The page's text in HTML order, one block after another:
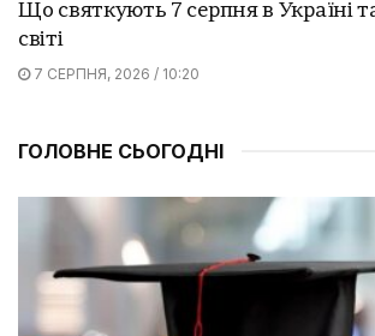
Що святкують 7 серпня в Україні
світі
7 СЕРПНЯ, 2026 / 10:20
ГОЛОВНЕ СЬОГОДНІ